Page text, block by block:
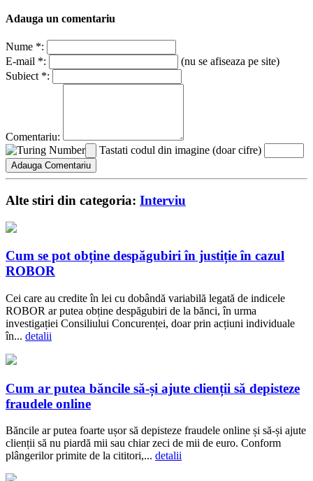
Adauga un comentariu
Nume *:
E-mail *:
(nu se afiseaza pe site)
Subiect *:
Comentariu:
Tastati codul din imagine (doar cifre)
Alte stiri din categoria: Interviu
Cum se pot obține despăgubiri în justiție în cazul
ROBOR
Cei care au credite în lei cu dobândă variabilă legată de indicele
ROBOR ar putea obține despăgubiri de la bănci, în urma
investigației Consiliului Concurenței, doar prin acțiuni individuale
în... detalii
Cum ar putea băncile să-și ajute clienții să depisteze
fraudele online
Băncile ar putea foarte ușor să depisteze fraudele online și să-și ajute
clienții să nu piardă mii sau chiar zeci de mii de euro. Conform
plângerilor primite de la cititori,... detalii